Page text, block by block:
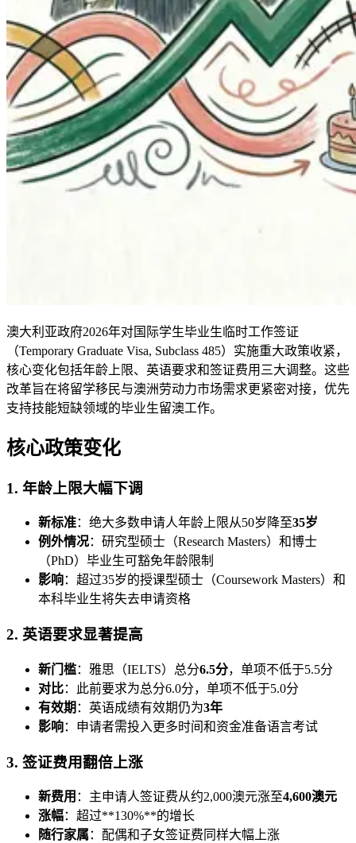
澳大利亚政府2026年对国际学生毕业生临时工作签证
（Temporary Graduate Visa, Subclass 485）实施重大政策收紧，
核心变化包括年龄上限、英语要求和签证费用三大调整。这些
改革旨在将留学移民与澳洲劳动力市场需求更紧密对接，优先
支持技能短缺领域的毕业生留澳工作。
核心政策变化
1. 年龄上限大幅下调
新标准：绝大多数申请人年龄上限从50岁降至35岁
例外情况：研究型硕士（Research Masters）和博士
（PhD）毕业生可豁免年龄限制
影响：超过35岁的授课型硕士（Coursework Masters）和
本科毕业生将失去申请资格
2. 英语要求显著提高
新门槛：雅思（IELTS）总分6.5分，单项不低于5.5分
对比：此前要求为总分6.0分，单项不低于5.0分
有效期 ：英语成绩有效期仍为3年
影响：申请者需投入更多时间和资金准备语言考试
3. 签证费用翻倍上涨
新费用 ：主申请人签证费从约2,000澳元涨至4,600澳元
涨幅：超过**130%**的增长
随行家属 ：配偶和子女签证费同样大幅上涨